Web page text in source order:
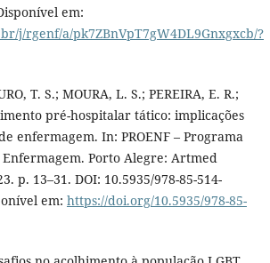
em:
j/rgenf/a/pk7ZBnVpT7gW4DL9Gnxgxcb/?
T. S.; MOURA, L. S.; PEREIRA, E. R.;
pré-hospitalar tático: implicações
enfermagem. In: PROENF – Programa
Porto Alegre: Artmed
p. 13–31. DOI: 10.5935/978-85-514-
em: https://doi.org/10.5935/978-85-